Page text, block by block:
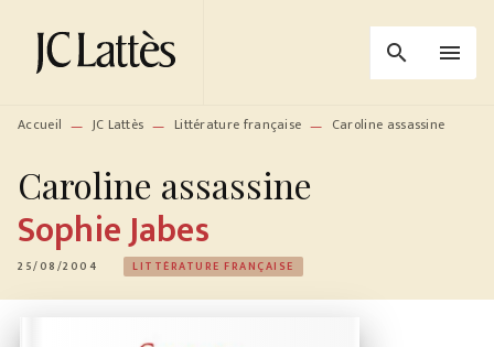
MENU RECHERCHE
PIED DE PAGE
search menu
Accueil — JC Lattès — Littérature française — Caroline assassine
Caroline assassine
Sophie Jabes
25/08/2004 LITTÉRATURE FRANÇAISE